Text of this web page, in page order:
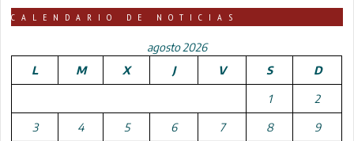
CALENDARIO DE NOTICIAS
agosto 2026
L
M X J V S D
1 2
3 4 5 6 7 8 9